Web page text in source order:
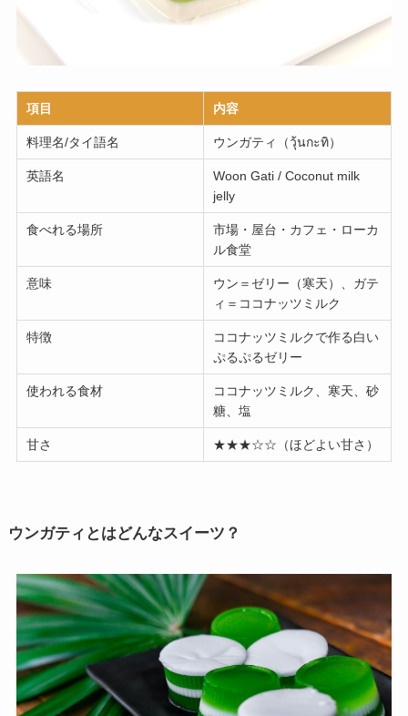
項目 内容
料理名/タイ語名 ウンガティ（วุ้นกะทิ）
英語名
Woon Gati / Coconut milk
jelly
食べれる場所
市場・屋台・カフェ・ローカ
ル食堂
意味
ウン＝ゼリー（寒天）、ガテ
ィ＝ココナッツミルク
特徴
ココナッツミルクで作る白い
ぷるぷるゼリー
使われる食材
ココナッツミルク、寒天、砂
糖、塩
甘さ ★★★☆☆（ほどよい甘さ）
ウンガティとはどんなスイーツ？